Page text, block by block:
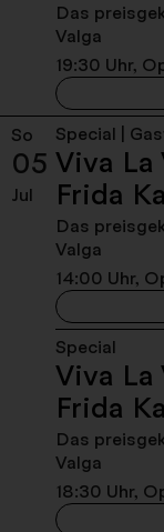
Das
Valga
19:30 Uhr,
So
05
Jul
Special |
Viva La
Frida
Das
Valga
14:00 Uhr,
Special
Viva La
Frida
Das
Valga
18:30 Uhr,